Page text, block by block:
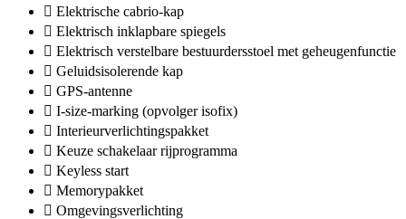
Elektrische cabrio-kap
Elektrisch inklapbare spiegels
Elektrisch verstelbare bestuurdersstoel met geheugenfunctie
Geluidsisolerende kap
GPS-antenne
I-size-marking (opvolger isofix)
Interieurverlichtingspakket
Keuze schakelaar rijprogramma
Keyless start
Memorypakket
Omgevingsverlichting